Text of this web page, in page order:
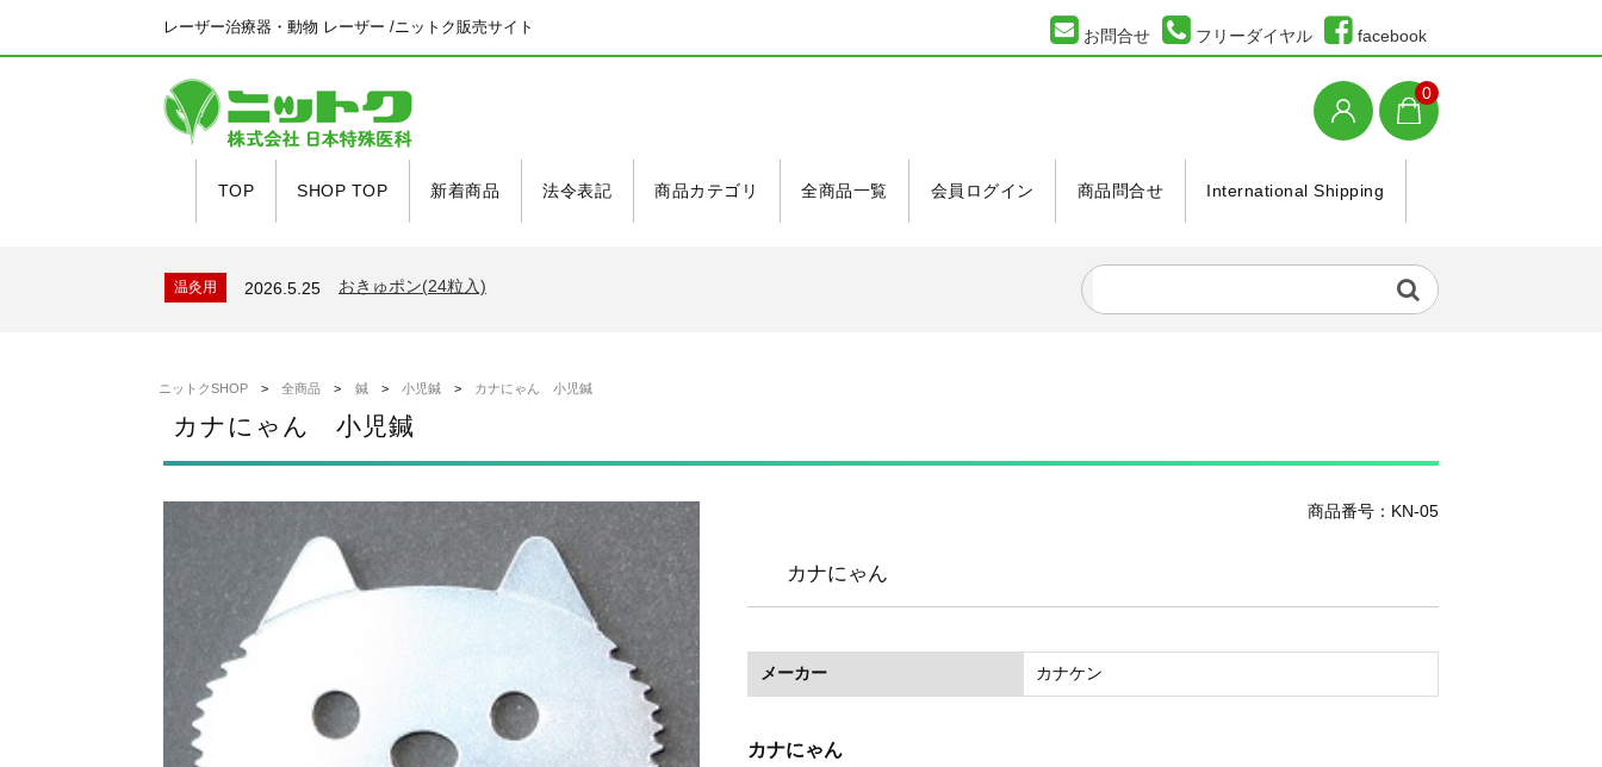
レーザー治療器・動物 レーザー /ニットク販売サイト
0
TOP SHOP TOP 新着商品 法令表記 商品カテゴリ 全商品一覧 会員ログイン 商品問合せ International Shipping
お問合せ フリーダイヤル facebook
新着商品 2026.4.21 ピラティスマシン ワンダーチェア
温灸用 2026.5.25 おきゅポン(24粒入)
新着商品 2026.4.21 ピラティスマシン ワンダーチェア
新着情報 2026.6.26 システムメンテナンスによる一時休止について
2026.4.21 ピラティスマシン スパインコレクター
2026.4.21 ピラティスマシン ワンダーチェア
ニットクSHOP > 全商品 > 鍼 > 小児鍼 > カナにゃん 小児鍼
カナにゃん 小児鍼
商品番号：KN-05
カナにゃん
メーカー カナケン
カナにゃん